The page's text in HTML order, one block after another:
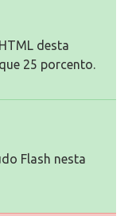
desta
25 porcento.
Flash nesta